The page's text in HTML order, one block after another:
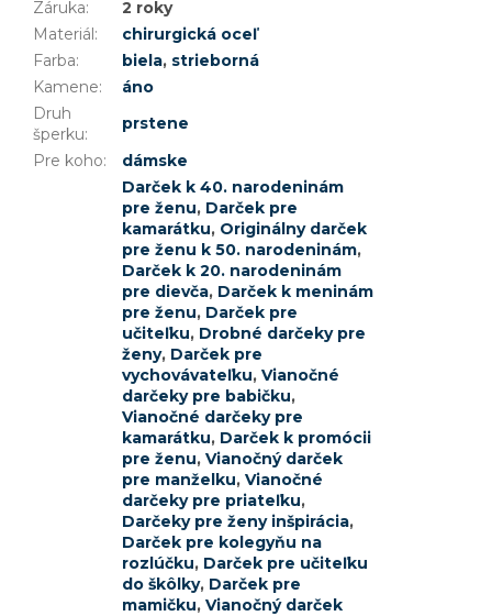
Záruka:
2 roky
Materiál :
chirurgická oceľ
Farba: biela, strieborná
Kamene:
áno
Druh
šperku:
prstene
Pre koho: dámske
Darček k 40. narodeninám
pre ženu, Darček pre
kamarátku, Originálny darček
pre ženu k 50. narodeninám,
Darček k 20. narodeninám
pre dievča, Darček k meninám
pre ženu, Darček pre
učiteľku, Drobné darčeky pre
ženy, Darček pre
vychovávateľku, Vianočné
darčeky pre babičku,
Vianočné darčeky pre
kamarátku, Darček k promócii
pre ženu, Vianočný darček
pre manželku, Vianočné
darčeky pre priateľku,
Darčeky pre ženy inšpirácia,
Darček pre kolegyňu na
rozlúčku, Darček pre učiteľku
do škôlky, Darček pre
mamičku, Vianočný darček